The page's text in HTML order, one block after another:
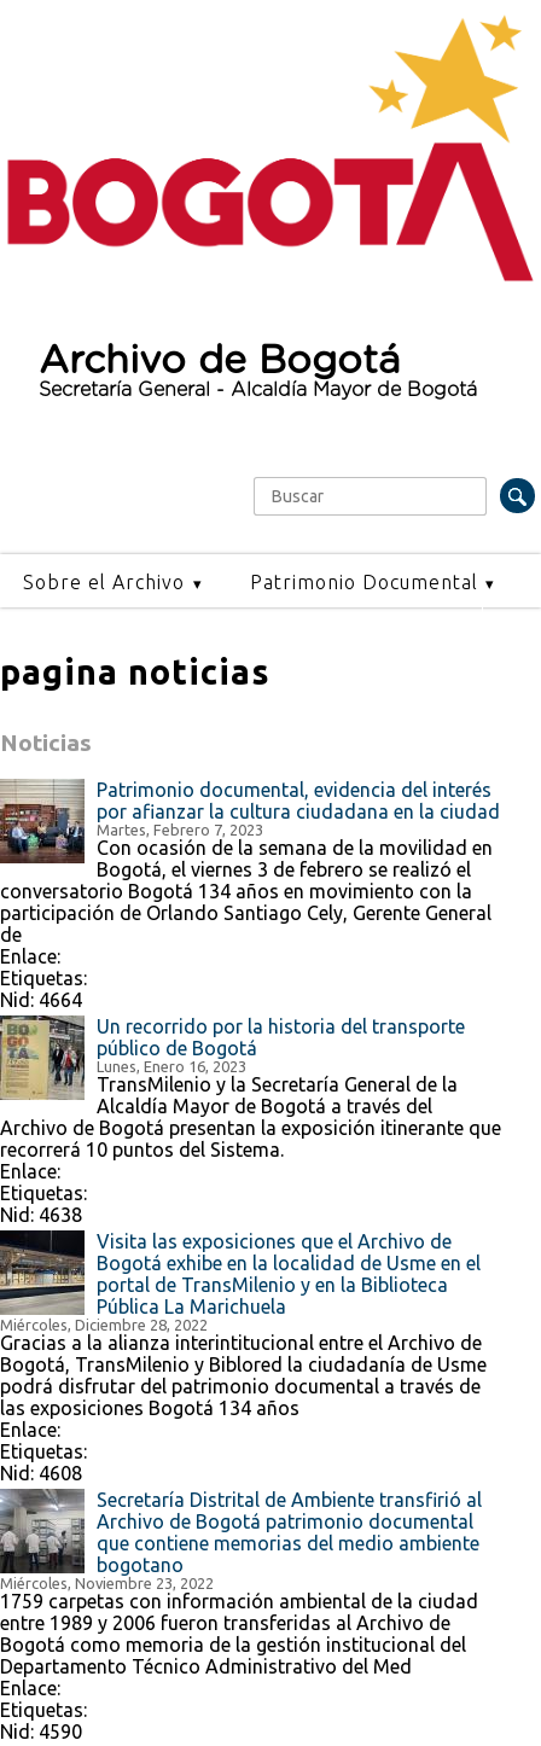
Archivo de Bogotá
Secretaría General - Alcaldía Mayor de Bogotá
Formulario de búsqueda
Buscar
Sobre el Archivo Patrimonio Documental
pagina noticias
Noticias
Patrimonio documental, evidencia del interés
por afianzar la cultura ciudadana en la ciudad
Martes, Febrero 7, 2023
Con ocasión de la semana de la movilidad en
Bogotá, el viernes 3 de febrero se realizó el
conversatorio Bogotá 134 años en movimiento con la
participación de Orlando Santiago Cely, Gerente General
de
Enlace:
Etiquetas:
Nid: 4664
Un recorrido por la historia del transporte
público de Bogotá
Lunes, Enero 16, 2023
TransMilenio y la Secretaría General de la
Alcaldía Mayor de Bogotá a través del
Archivo de Bogotá presentan la exposición itinerante que
recorrerá 10 puntos del Sistema.
Enlace:
Etiquetas:
Nid: 4638
Visita las exposiciones que el Archivo de
Bogotá exhibe en la localidad de Usme en el
portal de TransMilenio y en la Biblioteca
Pública La Marichuela
Miércoles, Diciembre 28, 2022
Gracias a la alianza interintitucional entre el Archivo de
Bogotá, TransMilenio y Biblored la ciudadanía de Usme
podrá disfrutar del patrimonio documental a través de
las exposiciones Bogotá 134 años
Enlace:
Etiquetas:
Nid: 4608
Secretaría Distrital de Ambiente transfirió al
Archivo de Bogotá patrimonio documental
que contiene memorias del medio ambiente
bogotano
Miércoles, Noviembre 23, 2022
1759 carpetas con información ambiental de la ciudad
entre 1989 y 2006 fueron transferidas al Archivo de
Bogotá como memoria de la gestión institucional del
Departamento Técnico Administrativo del Med
Enlace:
Etiquetas:
Nid: 4590